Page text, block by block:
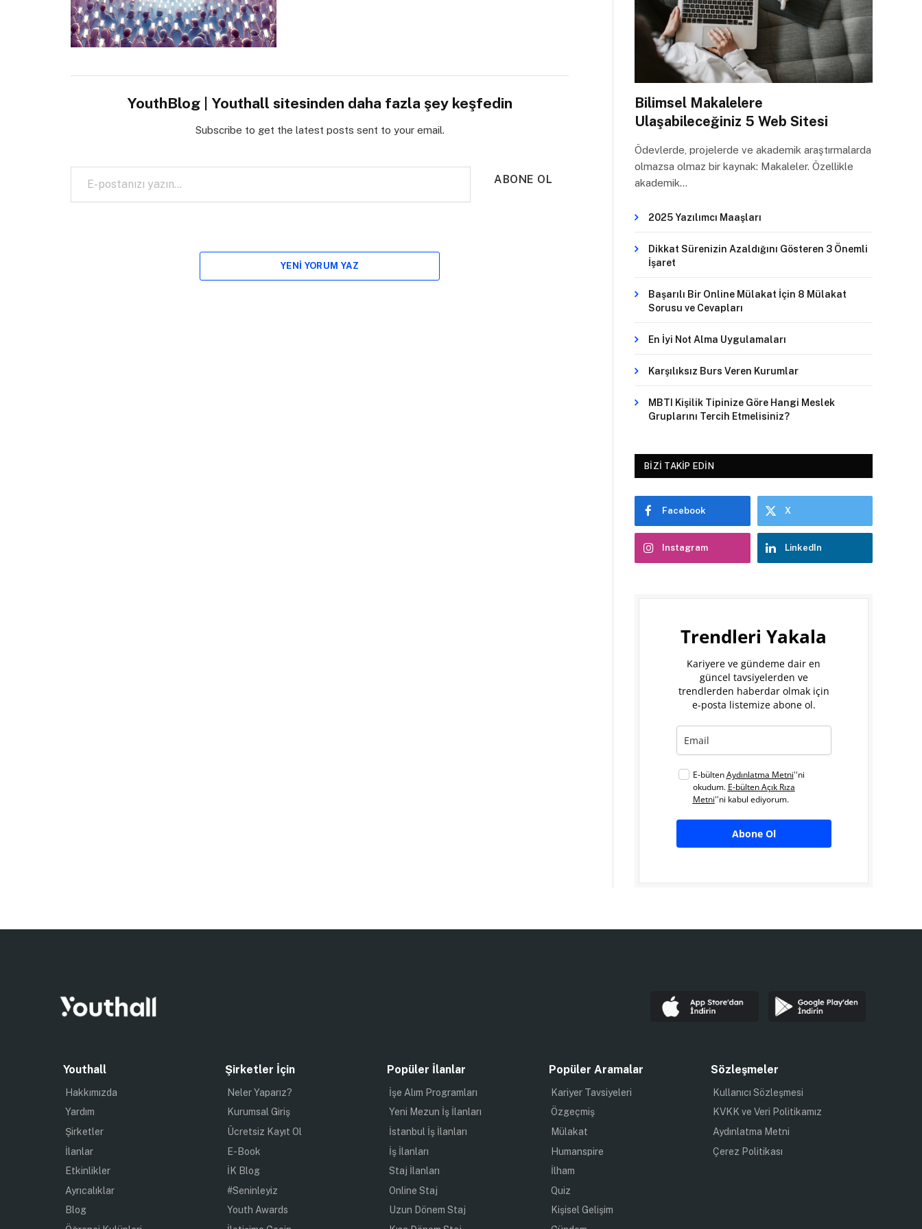
YouthBlog | Youthall sitesinden daha fazla şey keşfedin
Subscribe to get the latest posts sent to your email.
E-postanızı yazın…
ABONE OL
YENI YORUM YAZ
Bilimsel Makalelere
Ulaşabileceğiniz 5 Web Sitesi
Ödevlerde, projelerde ve akademik araştırmalarda
olmazsa olmaz bir kaynak: Makaleler. Özellikle
akademik…
2025 Yazılımcı Maaşları
Dikkat Sürenizin Azaldığını Gösteren 3 Önemli
İşaret
Başarılı Bir Online Mülakat İçin 8 Mülakat
Sorusu ve Cevapları
En İyi Not Alma Uygulamaları
Karşılıksız Burs Veren Kurumlar
MBTI Kişilik Tipinize Göre Hangi Meslek
Gruplarını Tercih Etmelisiniz?
BIZI TAKIP EDIN
Facebook X
Instagram LinkedIn
Trendleri Yakala
Kariyere ve gündeme dair en
güncel tavsiyelerden ve
trendlerden haberdar olmak için
e-posta listemize abone ol.
E-bültenAydınlatma Metni''ni
okudum. E-bülten Açık Rıza
Metni''ni kabul ediyorum.
Abone Ol
Youthall
Hakkımızda
Yardım
Şirketler
İlanlar
Etkinlikler
Ayrıcalıklar
Blog
Şirketler İçin
Neler Yaparız?
Kurumsal Giriş
Ücretsiz Kayıt Ol
E-Book
İK Blog
#Seninleyiz
Youth Awards
Popüler İlanlar
İşe Alım Programları
Yeni Mezun İş İlanları
İstanbul İş İlanları
İş İlanları
Staj İlanları
Online Staj
Uzun Dönem Staj
Popüler Aramalar
Kariyer Tavsiyeleri
Özgeçmiş
Mülakat
Humanspire
İlham
Quiz
Kişisel Gelişim
Sözleşmeler
Kullanıcı Sözleşmesi
KVKK ve Veri Politikamız
Aydınlatma Metni
Çerez Politikası